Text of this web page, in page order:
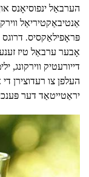
הערבאַל ינפוסיאָנס
אַנטיבאַקטיריאַל
פּראָפילאַקסיס.
אָבער ערבאַל טיז
דייורעטיק ווירקונג,
העלפן צו רעדוצירן
יראַטייטאַד דער